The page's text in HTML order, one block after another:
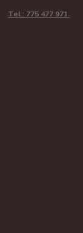
Tel.: 775 477 971